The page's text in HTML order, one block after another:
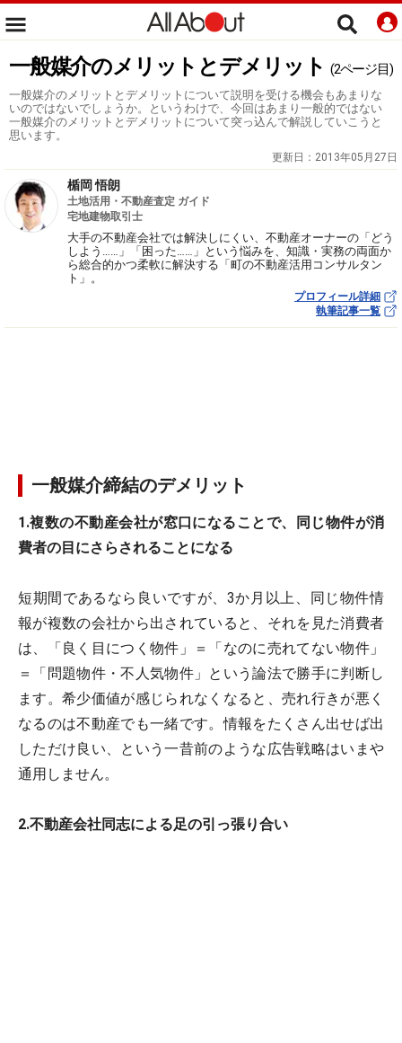
一般媒介のメリットとデメリット (2ページ目)
一般媒介のメリットとデメリットについて説明を受ける機会もあまりな
いのではないでしょうか。というわけで、今回はあまり一般的ではない
一般媒介のメリットとデメリットについて突っ込んで解説していこうと
思います。
更新日： 2013年05月27日
楯岡 悟朗
土地活用・不動産査定 ガイド
宅地建物取引士
大手の不動産会社では解決しにくい、不動産オーナーの「どう
しよう……」「困った……」という悩みを、知識・実務の両面か
ら総合的かつ柔軟に解決する「町の不動産活用コンサルタン
ト」。
プロフィール詳細
執筆記事一覧
一般媒介締結のデメリット
1.複数の不動産会社が窓口になることで、同じ物件が消
費者の目にさらされることになる
短期間であるなら良いですが、3か月以上、同じ物件情
報が複数の会社から出されていると、それを見た消費者
は、「良く目につく物件」＝「なのに売れてない物件」
＝「問題物件・不人気物件」という論法で勝手に判断し
ます。希少価値が感じられなくなると、売れ行きが悪く
なるのは不動産でも一緒です。情報をたくさん出せば出
しただけ良い、という一昔前のような広告戦略はいまや
通用しません。
2.不動産会社同志による足の引っ張り合い